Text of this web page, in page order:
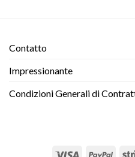
Contatto​
Impressionante
Condizioni Generali di